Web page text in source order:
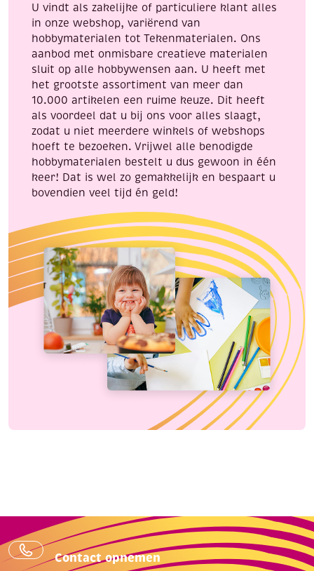
U vindt als zakelijke of particuliere klant alles
in onze webshop, variërend van
hobbymaterialen tot Tekenmaterialen. Ons
aanbod met onmisbare creatieve materialen
sluit op alle hobbywensen aan. U heeft met
het grootste assortiment van meer dan
10.000 artikelen een ruime keuze. Dit heeft
als voordeel dat u bij ons voor alles slaagt,
zodat u niet meerdere winkels of webshops
hoeft te bezoeken. Vrijwel alle benodigde
hobbymaterialen bestelt u dus gewoon in één
keer! Dat is wel zo gemakkelijk en bespaart u
bovendien veel tijd én geld!
Contact opnemen